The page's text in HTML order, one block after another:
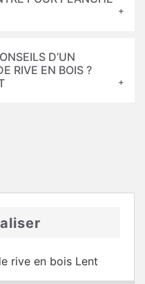
D’UN
RIVE EN BOIS ?
rive en bois Lent